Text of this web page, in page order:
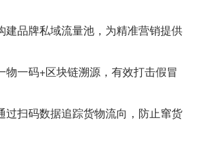
建品牌私域流量池，为精准营销提供
物一码+区块链溯源，有效打击假冒
过扫码数据追踪货物流向，防止窜货